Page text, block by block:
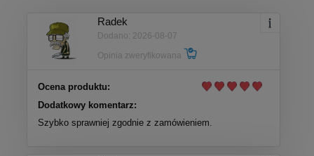
Radek
Dodano: 2026-08-07
Opinia zweryfikowana
Ocena produktu:
Dodatkowy komentarz:
Szybko sprawniej zgodnie z zamówieniem.